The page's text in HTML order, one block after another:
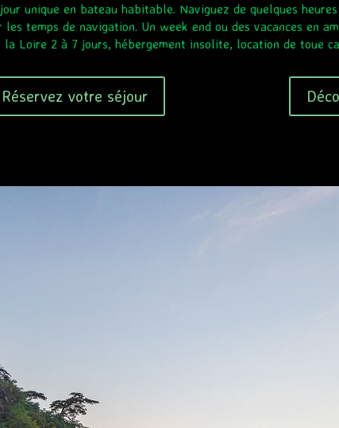
unique en bateau habitable. Naviguez de quelques
temps de navigation. Un week end ou des vacances en
Loire 2 à 7 jours, hébergement insolite, location de toue
Réservez votre séjour